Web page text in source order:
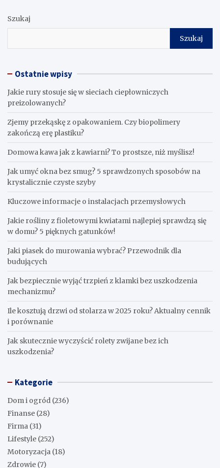
Szukaj
Szukaj
Ostatnie wpisy
Jakie rury stosuje się w sieciach ciepłowniczych
preizolowanych?
Zjemy przekąskę z opakowaniem. Czy biopolimery
zakończą erę plastiku?
​Domowa kawa jak z kawiarni? To prostsze, niż myślisz!
Jak umyć okna bez smug? 5 sprawdzonych sposobów na
krystalicznie czyste szyby
Kluczowe informacje o instalacjach przemysłowych
Jakie rośliny z fioletowymi kwiatami najlepiej sprawdzą się
w domu? 5 pięknych gatunków!
Jaki piasek do murowania wybrać? Przewodnik dla
budujących
Jak bezpiecznie wyjąć trzpień z klamki bez uszkodzenia
mechanizmu?
Ile kosztują drzwi od stolarza w 2025 roku? Aktualny cennik
i porównanie
Jak skutecznie wyczyścić rolety zwijane bez ich
uszkodzenia?
Kategorie
Dom i ogród (236)
Finanse (28)
Firma (31)
Lifestyle (252)
Motoryzacja (18)
Zdrowie (7)